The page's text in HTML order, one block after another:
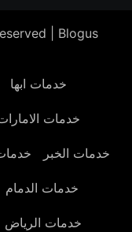
Blogus
خدمات ابها
خدمات
خدمات الخبر
خدمات الدمام
خدمات الرياض